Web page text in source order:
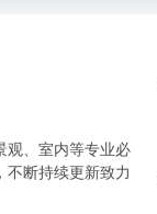
观、室内等专业必
断持续更新致力